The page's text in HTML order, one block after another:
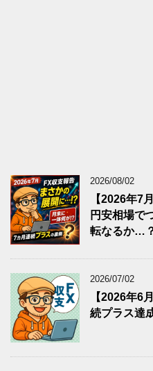
2026/08/02
【2026年7
円安相場で
転なるか…
2026/07/02
【2026年6
続プラス達